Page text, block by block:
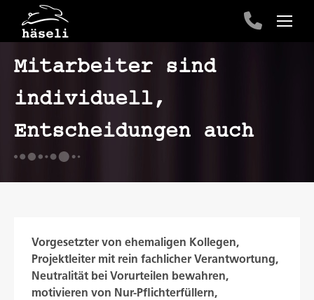
Mitarbeiter sind
individuell,
Entscheidungen auch
Vorgesetzter von ehemaligen Kollegen,
Projektleiter mit rein fachlicher Verantwortung,
Neutralität bei Vorurteilen bewahren,
motivieren von Nur-Pflichterfüllern,